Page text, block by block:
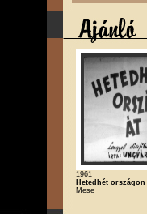
1961
Hetedhét országon
Mese